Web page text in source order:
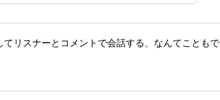
てリスナーとコメントで会話する、なんてこともで